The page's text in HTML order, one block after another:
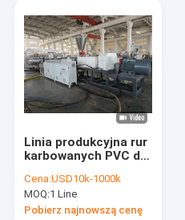
Linia produkcyjna rur
karbowanych PVC dla
produkcji
Cena:USD10k-1000k
MOQ:1 Line
Pobierz najnowszą cenę